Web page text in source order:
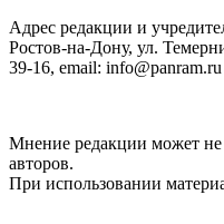
Адрес редакции и
Ростов-на-Дону, ул.
39-16, email: info@panram.ru
Мнение редакции может не
авторов.
При использовании